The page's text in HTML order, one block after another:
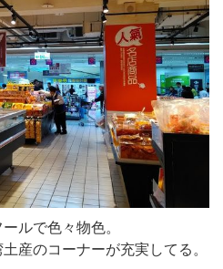
ルで色々物色。
産のコーナーが充実してる。